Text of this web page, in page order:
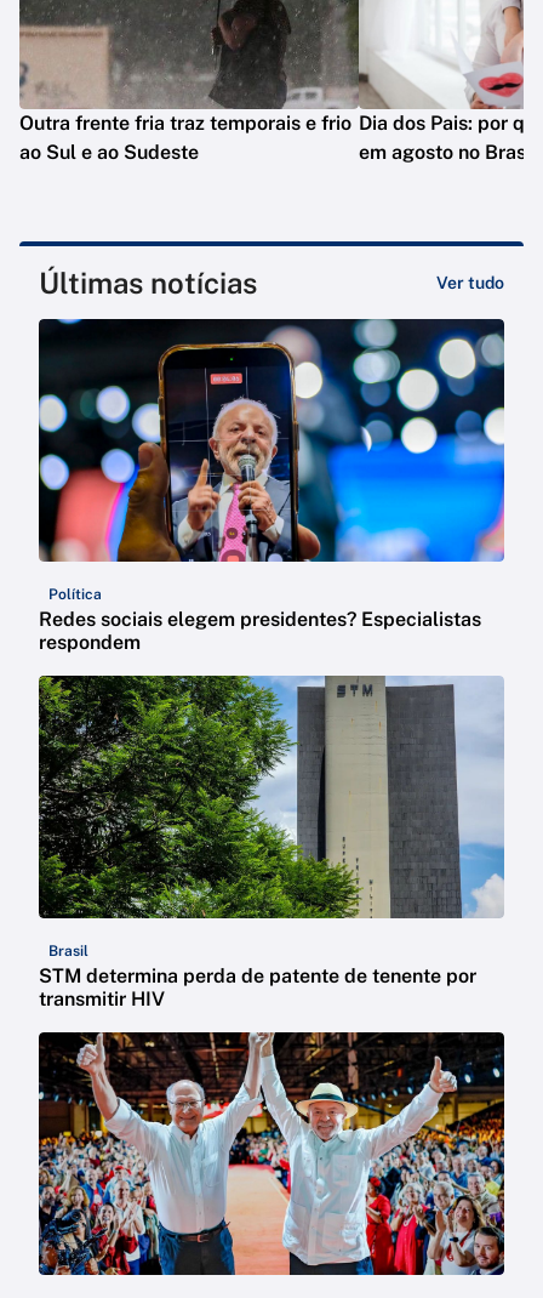
Outra frente fria traz temporais e frio
ao Sul e ao Sudeste
Dia dos Pais: por
em agosto no
Últimas notícias Ver tudo
Política
Redes sociais elegem presidentes? Especialistas
respondem
Brasil
STM determina perda de patente de tenente por
transmitir HIV